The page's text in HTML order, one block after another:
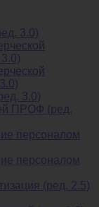
3.0)
3.0)
ПРОФ (ред.
персоналом
персоналом
(ред. 2.5)